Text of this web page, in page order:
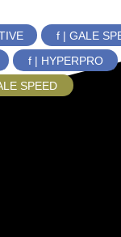
f | GALE
f | HYPERPRO
SPEED